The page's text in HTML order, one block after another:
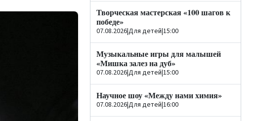
Творческая мастерская «100 шагов к
победе»
07.08.2026|Для детей|15:00
Музыкальные игры для малышей
«Мишка залез на дуб»
07.08.2026|Для детей|15:00
Научное шоу «Между нами химия»
07.08.2026|Для детей|16:00